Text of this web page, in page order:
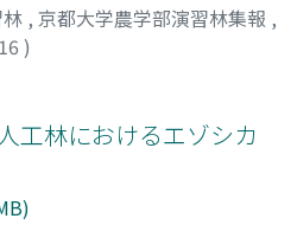
, 京都大学農学部演習林集報 ,
)
工林におけるエゾシカ